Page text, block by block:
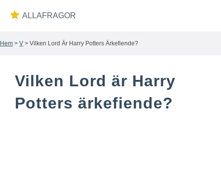
ALLAFRAGOR
Wiki
Hem > V > Vilken Lord Är Harry Potters Ärkefiende?
Vilken Lord är Harry
Potters ärkefiende?